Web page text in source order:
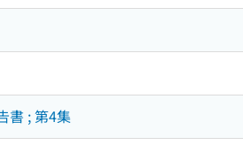
書 ; 第4集